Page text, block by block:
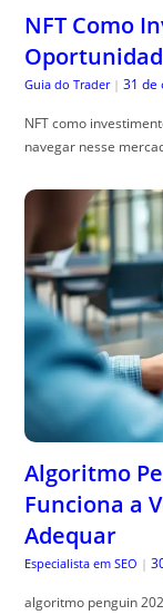
NFT Como
Guia do Trader | 31 de
NFT como
navegar nesse
Algoritmo
Funciona a
Adequar
Especialista em SEO |
algoritmo penguin